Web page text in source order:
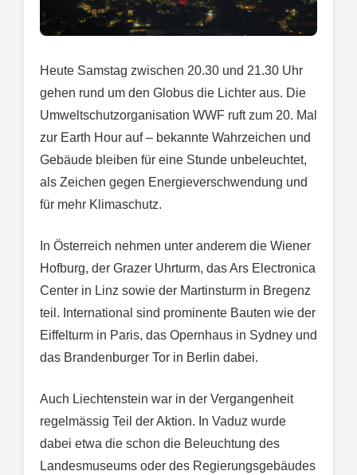
Heute Samstag zwischen 20.30 und 21.30 Uhr
gehen rund um den Globus die Lichter aus. Die
Umweltschutzorganisation WWF ruft zum 20. Mal
zur Earth Hour auf – bekannte Wahrzeichen und
Gebäude bleiben für eine Stunde unbeleuchtet,
als Zeichen gegen Energieverschwendung und
für mehr Klimaschutz.
In Österreich nehmen unter anderem die Wiener
Hofburg, der Grazer Uhrturm, das Ars Electronica
Center in Linz sowie der Martinsturm in Bregenz
teil. International sind prominente Bauten wie der
Eiffelturm in Paris, das Opernhaus in Sydney und
das Brandenburger Tor in Berlin dabei.
Auch Liechtenstein war in der Vergangenheit
regelmässig Teil der Aktion. In Vaduz wurde
dabei etwa die schon die Beleuchtung des
Landesmuseums oder des Regierungsgebäudes